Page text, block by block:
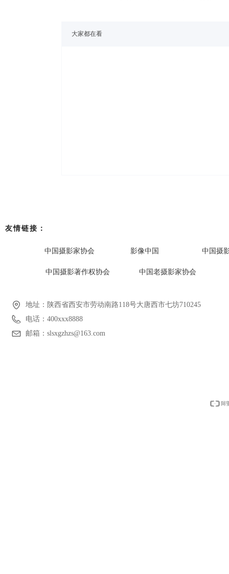
大家都在看
地址： 陕西省西安市劳动南路118号大唐西市七坊710245
电话： 400xxx8888
邮箱： slsxgzhzs@163.com
友情链接：
中国摄影家协会 影像中国 中国摄
中国摄影著作权协会 中国老摄影家协会